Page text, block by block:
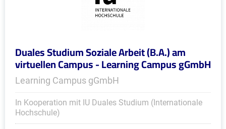
Duales Studium Soziale Arbeit (B.A.) am
virtuellen Campus - Learning Campus gGmbH
Learning Campus gGmbH
In Kooperation mit IU Duales Studium (Internationale
Hochschule)